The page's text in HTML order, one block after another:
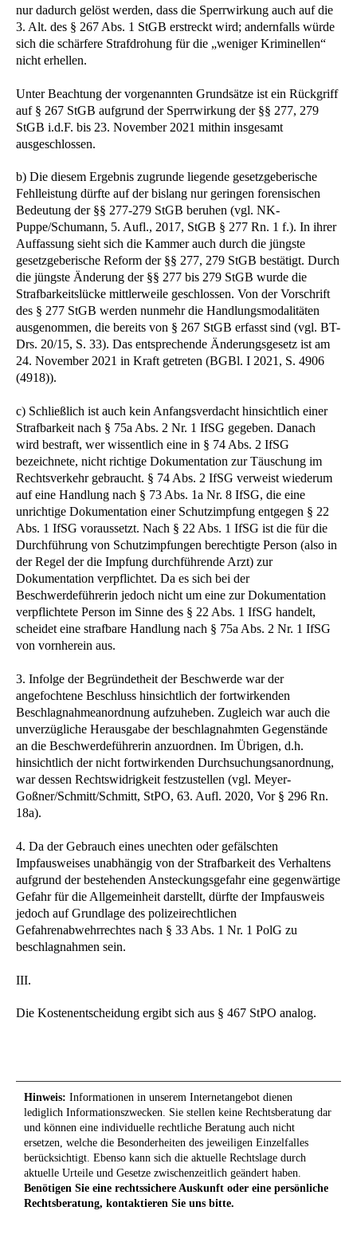
nur dadurch gelöst werden, dass die Sperrwirkung auch auf die
3. Alt. des § 267 Abs. 1 StGB erstreckt wird; andernfalls würde
sich die schärfere Strafdrohung für die „weniger Kriminellen“
nicht erhellen.
Unter Beachtung der vorgenannten Grundsätze ist ein Rückgriff
auf § 267 StGB aufgrund der Sperrwirkung der §§ 277, 279
StGB i.d.F. bis 23. November 2021 mithin insgesamt
ausgeschlossen.
b) Die diesem Ergebnis zugrunde liegende gesetzgeberische
Fehlleistung dürfte auf der bislang nur geringen forensischen
Bedeutung der §§ 277-279 StGB beruhen (vgl. NK-
Puppe/Schumann, 5. Aufl., 2017, StGB § 277 Rn. 1 f.). In ihrer
Auffassung sieht sich die Kammer auch durch die jüngste
gesetzgeberische Reform der §§ 277, 279 StGB bestätigt. Durch
die jüngste Änderung der §§ 277 bis 279 StGB wurde die
Strafbarkeitslücke mittlerweile geschlossen. Von der Vorschrift
des § 277 StGB werden nunmehr die Handlungsmodalitäten
ausgenommen, die bereits von § 267 StGB erfasst sind (vgl. BT-
Drs. 20/15, S. 33). Das entsprechende Änderungsgesetz ist am
24. November 2021 in Kraft getreten (BGBl. I 2021, S. 4906
(4918)).
c) Schließlich ist auch kein Anfangsverdacht hinsichtlich einer
Strafbarkeit nach § 75a Abs. 2 Nr. 1 IfSG gegeben. Danach
wird bestraft, wer wissentlich eine in § 74 Abs. 2 IfSG
bezeichnete, nicht richtige Dokumentation zur Täuschung im
Rechtsverkehr gebraucht. § 74 Abs. 2 IfSG verweist wiederum
auf eine Handlung nach § 73 Abs. 1a Nr. 8 IfSG, die eine
unrichtige Dokumentation einer Schutzimpfung entgegen § 22
Abs. 1 IfSG voraussetzt. Nach § 22 Abs. 1 IfSG ist die für die
Durchführung von Schutzimpfungen berechtigte Person (also in
der Regel der die Impfung durchführende Arzt) zur
Dokumentation verpflichtet. Da es sich bei der
Beschwerdeführerin jedoch nicht um eine zur Dokumentation
verpflichtete Person im Sinne des § 22 Abs. 1 IfSG handelt,
scheidet eine strafbare Handlung nach § 75a Abs. 2 Nr. 1 IfSG
von vornherein aus.
3. Infolge der Begründetheit der Beschwerde war der
angefochtene Beschluss hinsichtlich der fortwirkenden
Beschlagnahmeanordnung aufzuheben. Zugleich war auch die
unverzügliche Herausgabe der beschlagnahmten Gegenstände
an die Beschwerdeführerin anzuordnen. Im Übrigen, d.h.
hinsichtlich der nicht fortwirkenden Durchsuchungsanordnung,
war dessen Rechtswidrigkeit festzustellen (vgl. Meyer-
Goßner/Schmitt/Schmitt, StPO, 63. Aufl. 2020, Vor § 296 Rn.
18a).
4. Da der Gebrauch eines unechten oder gefälschten
Impfausweises unabhängig von der Strafbarkeit des Verhaltens
aufgrund der bestehenden Ansteckungsgefahr eine gegenwärtige
Gefahr für die Allgemeinheit darstellt, dürfte der Impfausweis
jedoch auf Grundlage des polizeirechtlichen
Gefahrenabwehrrechtes nach § 33 Abs. 1 Nr. 1 PolG zu
beschlagnahmen sein.
III.
Die Kostenentscheidung ergibt sich aus § 467 StPO analog.
Hinweis: Informationen in unserem Internetangebot dienen
lediglich Informationszwecken. Sie stellen keine Rechtsberatung dar
und können eine individuelle rechtliche Beratung auch nicht
ersetzen, welche die Besonderheiten des jeweiligen Einzelfalles
berücksichtigt. Ebenso kann sich die aktuelle Rechtslage durch
aktuelle Urteile und Gesetze zwischenzeitlich geändert haben.
Benötigen Sie eine rechtssichere Auskunft oder eine persönliche
Rechtsberatung, kontaktieren Sie uns bitte.